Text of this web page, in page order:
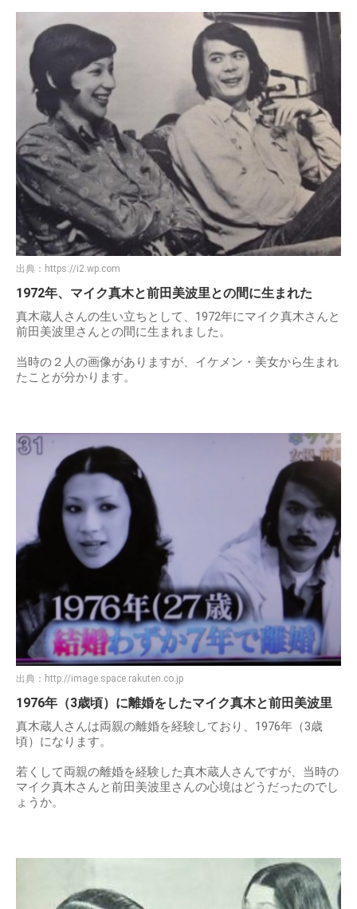
出典： https://i2.wp.com
1972年、マイク真木と前田美波里との間に生まれた
真木蔵人さんの生い立ちとして、1972年にマイク真木さんと
前田美波里さんとの間に生まれました。
当時の２人の画像がありますが、イケメン・美女から生まれ
たことが分かります。
出典： http://image.space.rakuten.co.jp
1976年（3歳頃）に離婚をしたマイク真木と前田美波里
真木蔵人さんは両親の離婚を経験しており、1976年（3歳
頃）になります。
若くして両親の離婚を経験した真木蔵人さんですが、当時の
マイク真木さんと前田美波里さんの心境はどうだったのでし
ょうか。